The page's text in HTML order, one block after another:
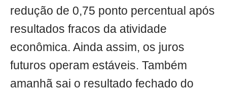
redução de 0,75 ponto percentual após
resultados fracos da atividade
econômica. Ainda assim, os juros
futuros operam estáveis. Também
amanhã sai o resultado fechado do